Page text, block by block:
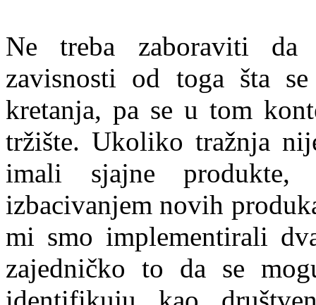
Ne treba zaboraviti da
zavisnosti od toga šta
kretanja, pa se u tom
tržište. Ukoliko tražnja
imali sjajne
izbacivanjem novih
mi smo implementirali
zajedničko to da se